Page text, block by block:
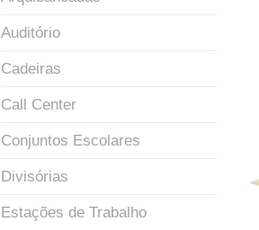
Auditório
Cadeiras
Call Center
Conjuntos Escolares
Divisórias
Estações de Trabalho